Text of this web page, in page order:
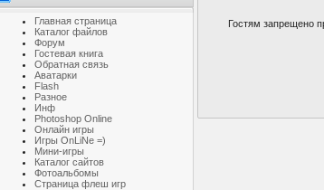
Главная страница
Каталог файлов
Форум
Гостевая книга
Обратная связь
Аватарки
Flash
Разное
Инф
Photoshop Online
Онлайн игры
Игры OnLiNe =)
Мини-игры
Каталог сайтов
Фотоальбомы
Cтраница флеш игр
Гостям запрещено